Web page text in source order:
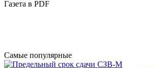
Газета в PDF
Самые популярные